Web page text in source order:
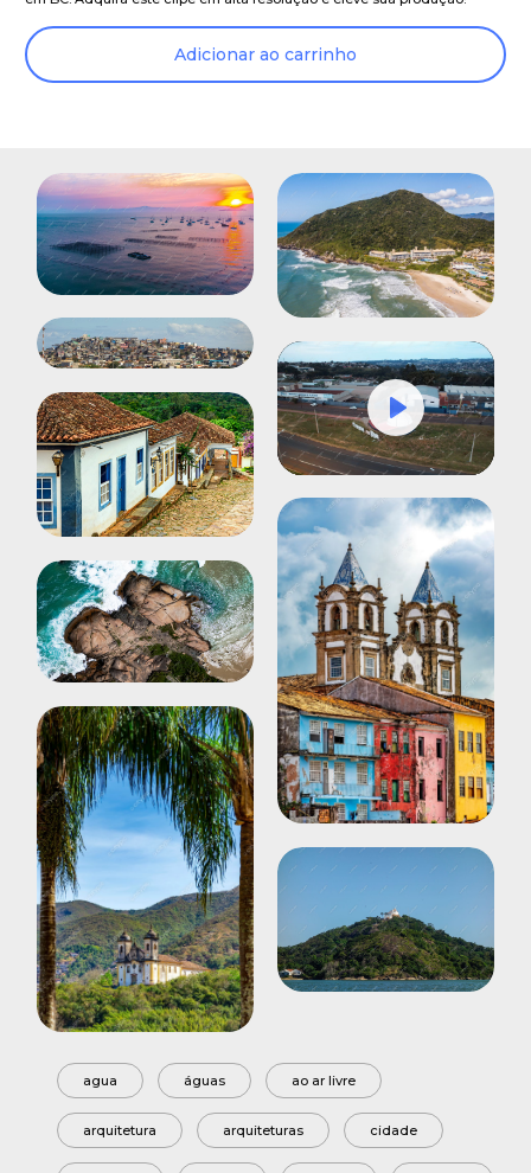
Adicionar ao carrinho
Mute Settings
Play
agua águas ao ar livre
arquitetura arquiteturas cidade